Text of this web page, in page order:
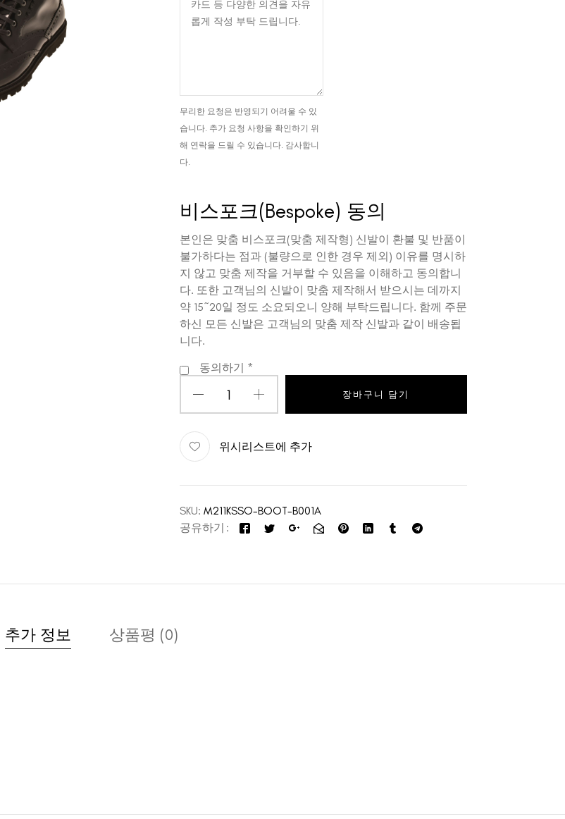
무리한 요청은 반영되기 어려울 수 있
습니다. 추가 요청 사항을 확인하기 위
해 연락을 드릴 수 있습니다. 감사합니
다.
비스포크(Bespoke) 동의
본인은 맞춤 비스포크(맞춤 제작형) 신발이 환불 및 반품이
불가하다는 점과 (불량으로 인한 경우 제외) 이유를 명시하
지 않고 맞춤 제작을 거부할 수 있음을 이해하고 동의합니
다. 또한 고객님의 신발이 맞춤 제작해서 받으시는 데까지
약 15~20일 정도 소요되오니 양해 부탁드립니다. 함께 주문
하신 모든 신발은 고객님의 맞춤 제작 신발과 같이 배송됩
니다.
동의하기 *
장바구니 담기
위시리스트에 추가
SKU: M211KSSO-BOOT-B001A
공유하기
추가 정보 상품평 (0)